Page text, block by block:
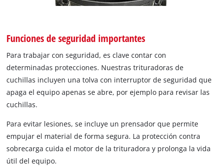
Funciones de seguridad importantes
Para trabajar con seguridad, es clave contar con
determinadas protecciones. Nuestras trituradoras de
cuchillas incluyen una tolva con interruptor de seguridad que
apaga el equipo apenas se abre, por ejemplo para revisar las
cuchillas.
Para evitar lesiones, se incluye un prensador que permite
empujar el material de forma segura. La protección contra
sobrecarga cuida el motor de la trituradora y prolonga la vida
útil del equipo.